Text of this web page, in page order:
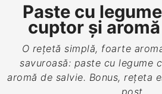
Paste cu
cuptor şi
O reţetă simplă, foarte
savuroasă: paste cu legume
aromă de salvie. Bonus, reţeta
post.